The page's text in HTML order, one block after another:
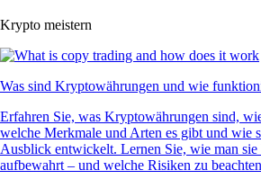
Krypto meistern
Was sind Kryptowährungen und wie
Erfahren Sie, was Kryptowährungen sind,
welche Merkmale und Arten es gibt und wie
Ausblick entwickelt. Lernen Sie, wie man sie
aufbewahrt – und welche Risiken zu